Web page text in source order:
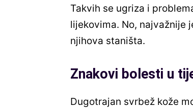
Takvih se ugriza i
lijekovima. No, najvažnije
njihova staništa.
Znakovi bolesti u
Dugotrajan svrbež kože